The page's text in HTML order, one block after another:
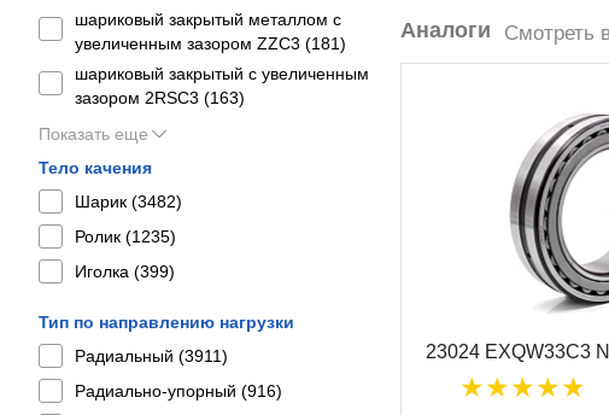
шариковый закрытый металлом с
увеличенным зазором ZZC3 (181)
шариковый закрытый с увеличенным
зазором 2RSС3 (163)
Показать еще
Тело качения
Шарик (3482)
Ролик (1235)
Иголка (399)
Тип по направлению нагрузки
Радиальный (3911)
Радиально-упорный (916)
Аналоги Смотреть
23024 EXQW33C3